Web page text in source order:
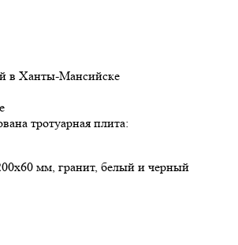
в Ханты-Мансийске
тротуарная плита:
мм, гранит, белый и черный